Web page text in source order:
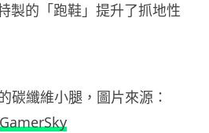
製的「跑鞋」提升了抓地性
碳纖維小腿，圖片來源：
GamerSky